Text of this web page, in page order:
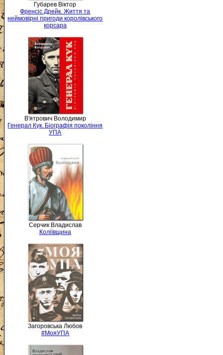
Губарев Віктор
Френсіс Дрейк. Життя та
неймовірні пригоди королівського
корсара
В'ятрович Володимир
Генерал Кук. Біографія покоління
УПА
Серчик Владислав
Коліївщина
Загоровська Любов
#МояУПА